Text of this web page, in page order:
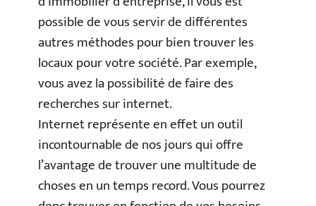
possible de vous servir de différentes
autres méthodes pour bien trouver les
locaux pour votre société. Par exemple,
vous avez la possibilité de faire des
recherches sur internet.
Internet représente en effet un outil
incontournable de nos jours qui offre
l’avantage de trouver une multitude de
choses en un temps record. Vous pourrez